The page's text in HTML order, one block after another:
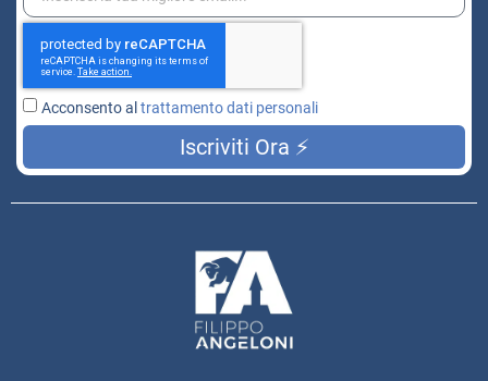
Acconsento al trattamento dati personali
Iscriviti Ora ⚡